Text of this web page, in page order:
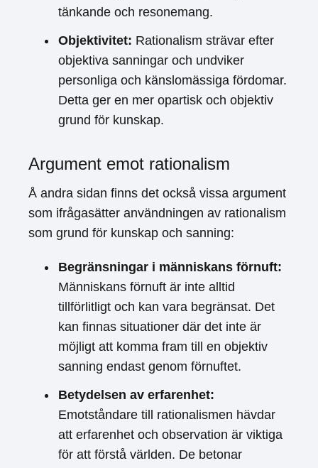
tänkande och resonemang.
Objektivitet: Rationalism strävar efter
objektiva sanningar och undviker
personliga och känslomässiga fördomar.
Detta ger en mer opartisk och objektiv
grund för kunskap.
Argument emot rationalism
Å andra sidan finns det också vissa argument
som ifrågasätter användningen av rationalism
som grund för kunskap och sanning:
Begränsningar i människans förnuft:
Människans förnuft är inte alltid
tillförlitligt och kan vara begränsat. Det
kan finnas situationer där det inte är
möjligt att komma fram till en objektiv
sanning endast genom förnuftet.
Betydelsen av erfarenhet:
Emotståndare till rationalismen hävdar
att erfarenhet och observation är viktiga
för att förstå världen. De betonar